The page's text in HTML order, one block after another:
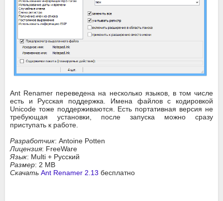
Ant Renamer переведена на несколько языков, в том числе
есть и Русская поддержка. Имена файлов с кодировкой
Unicode тоже поддерживаются. Есть портативная версия не
требующая установки, после запуска можно сразу
приступать к работе.
Разработчик: Antoine Potten
Лицензия: FreeWare
Язык: Multi + Русский
Размер: 2 MB
Скачать Ant Renamer 2.13 бесплатно